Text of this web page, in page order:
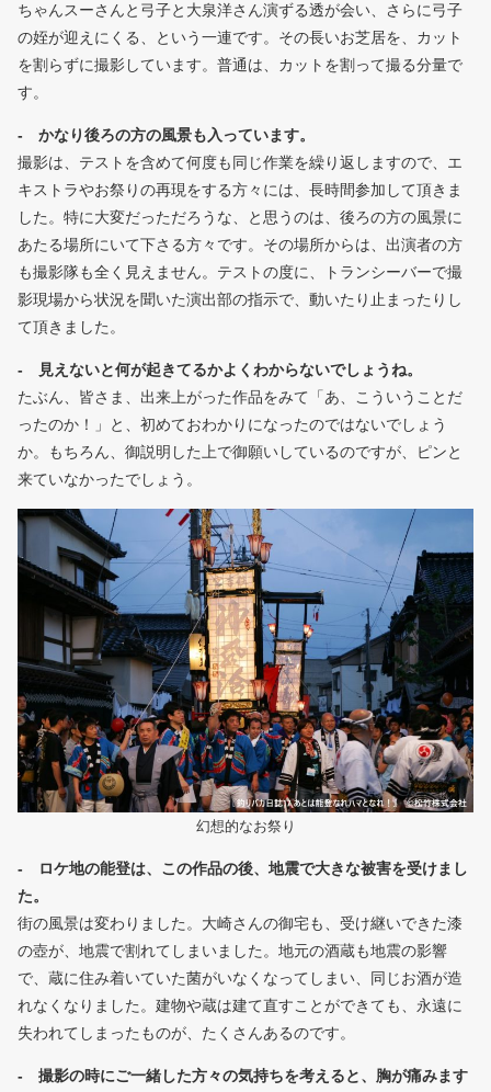
ちゃんスーさんと弓子と大泉洋さん演ずる透が会い、さらに弓子
の姪が迎えにくる、という一連です。その長いお芝居を、カット
を割らずに撮影しています。普通は、カットを割って撮る分量で
す。
- かなり後ろの方の風景も入っています。
撮影は、テストを含めて何度も同じ作業を繰り返しますので、エ
キストラやお祭りの再現をする方々には、長時間参加して頂きま
した。特に大変だっただろうな、と思うのは、後ろの方の風景に
あたる場所にいて下さる方々です。その場所からは、出演者の方
も撮影隊も全く見えません。テストの度に、トランシーバーで撮
影現場から状況を聞いた演出部の指示で、動いたり止まったりし
て頂きました。
- 見えないと何が起きてるかよくわからないでしょうね。
たぶん、皆さま、出来上がった作品をみて「あ、こういうことだ
ったのか！」と、初めておわかりになったのではないでしょう
か。もちろん、御説明した上で御願いしているのですが、ピンと
来ていなかったでしょう。
幻想的なお祭り
- ロケ地の能登は、この作品の後、地震で大きな被害を受けまし
た。
街の風景は変わりました。大崎さんの御宅も、受け継いできた漆
の壺が、地震で割れてしまいました。地元の酒蔵も地震の影響
で、蔵に住み着いていた菌がいなくなってしまい、同じお酒が造
れなくなりました。建物や蔵は建て直すことができても、永遠に
失われてしまったものが、たくさんあるのです。
- 撮影の時にご一緒した方々の気持ちを考えると、胸が痛みます